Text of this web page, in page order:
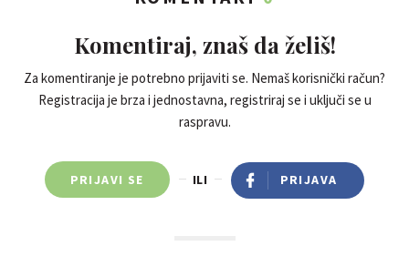
Komentiraj, znaš da želiš!
Za komentiranje je potrebno prijaviti se. Nemaš korisnički račun?
Registracija je brza i jednostavna, registriraj se i uključi se u
raspravu.
PRIJAVI SE ILI PRIJAVA